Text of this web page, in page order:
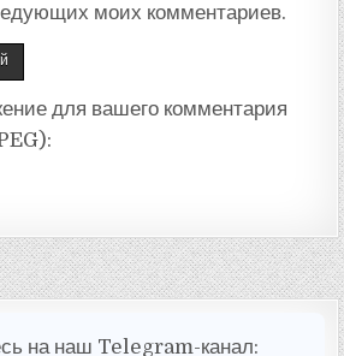
моих комментариев.
для вашего комментария
на наш Telegram-канал: